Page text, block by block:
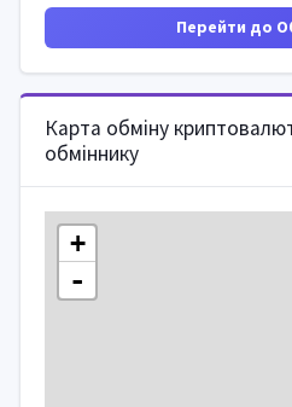
Перейти до
Карта обміну
обміннику
+
-